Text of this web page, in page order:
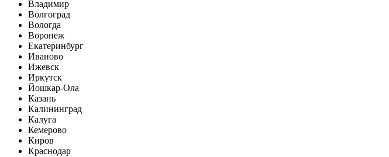
Владимир
Волгоград
Вологда
Воронеж
Екатеринбург
Иваново
Ижевск
Иркутск
Йошкар-Ола
Казань
Калининград
Калуга
Кемерово
Киров
Краснодар